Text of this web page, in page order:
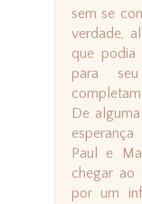
sem se
verdade,
que podia
para
De
Paul e
chegar ao
por um